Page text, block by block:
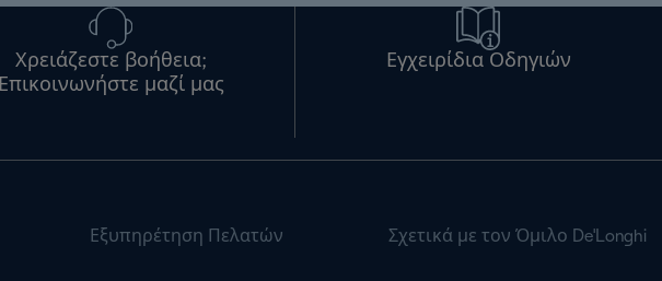
Χρειάζεστε βοήθεια;
Επικοινωνήστε μαζί μας
Εγχειρίδια Οδηγιών
Εξυπηρέτηση Πελατών Σχετικά με τον Όμιλο De'Longhi